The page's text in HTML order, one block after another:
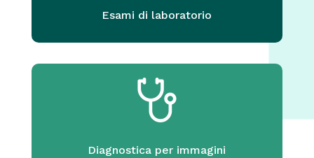
Esami di laboratorio
Diagnostica per immagini